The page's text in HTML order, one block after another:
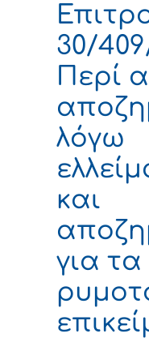
30/
Περί
λόγω
και
για τα